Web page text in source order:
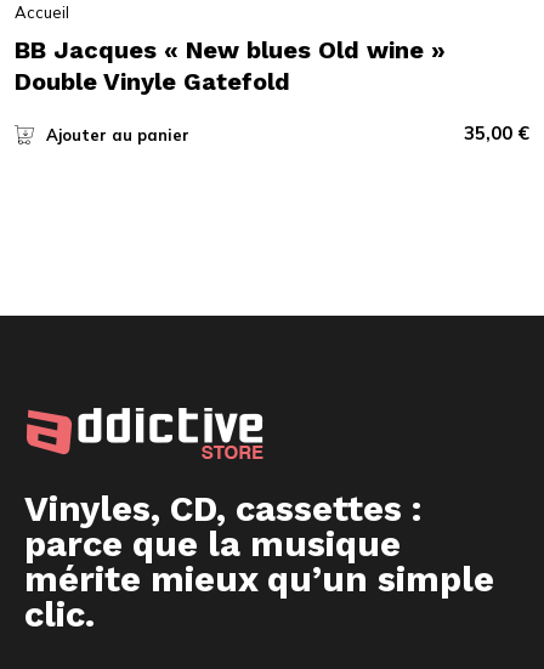
Accueil
BB Jacques « New blues Old wine »
Double Vinyle Gatefold
Ajouter au panier 35,00 €
Vinyles, CD, cassettes :
parce que la musique
mérite mieux qu’un simple
clic.